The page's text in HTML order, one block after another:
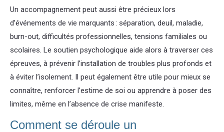
Un accompagnement peut aussi être précieux lors
d’événements de vie marquants : séparation, deuil, maladie,
burn-out, difficultés professionnelles, tensions familiales ou
scolaires. Le soutien psychologique aide alors à traverser ces
épreuves, à prévenir l’installation de troubles plus profonds et
à éviter l’isolement. Il peut également être utile pour mieux se
connaître, renforcer l’estime de soi ou apprendre à poser des
limites, même en l’absence de crise manifeste.
Comment se déroule un